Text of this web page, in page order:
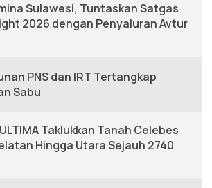
Sulawesi, Tuntaskan Satgas
2026 dengan Penyaluran Avtur
PNS dan IRT Tertangkap
Sabu
Taklukkan Tanah Celebes
Hingga Utara Sejauh 2740